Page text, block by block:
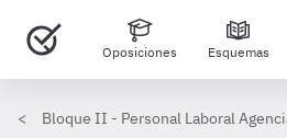
Oposiciones Esquemas
Bloque II - Personal Laboral